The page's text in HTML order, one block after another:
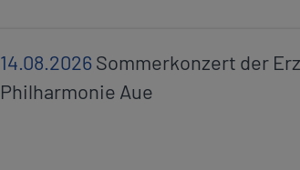
14.08.2026Sommerkonzert der
Philharmonie Aue